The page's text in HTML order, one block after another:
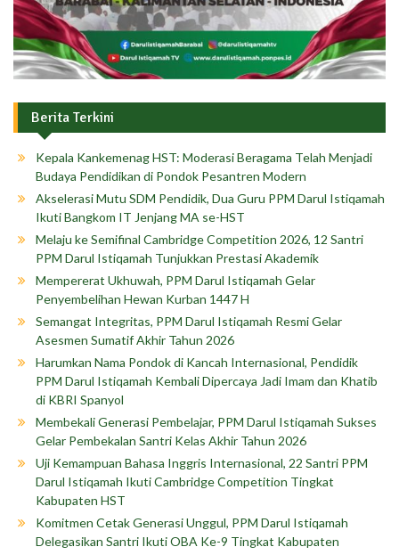
Berita Terkini
Kepala Kankemenag HST: Moderasi Beragama Telah Menjadi
Budaya Pendidikan di Pondok Pesantren Modern
Akselerasi Mutu SDM Pendidik, Dua Guru PPM Darul Istiqamah
Ikuti Bangkom IT Jenjang MA se-HST
Melaju ke Semifinal Cambridge Competition 2026, 12 Santri
PPM Darul Istiqamah Tunjukkan Prestasi Akademik
Mempererat Ukhuwah, PPM Darul Istiqamah Gelar
Penyembelihan Hewan Kurban 1447 H
Semangat Integritas, PPM Darul Istiqamah Resmi Gelar
Asesmen Sumatif Akhir Tahun 2026
Harumkan Nama Pondok di Kancah Internasional, Pendidik
PPM Darul Istiqamah Kembali Dipercaya Jadi Imam dan Khatib
di KBRI Spanyol
Membekali Generasi Pembelajar, PPM Darul Istiqamah Sukses
Gelar Pembekalan Santri Kelas Akhir Tahun 2026
Uji Kemampuan Bahasa Inggris Internasional, 22 Santri PPM
Darul Istiqamah Ikuti Cambridge Competition Tingkat
Kabupaten HST
Komitmen Cetak Generasi Unggul, PPM Darul Istiqamah
Delegasikan Santri Ikuti OBA Ke-9 Tingkat Kabupaten